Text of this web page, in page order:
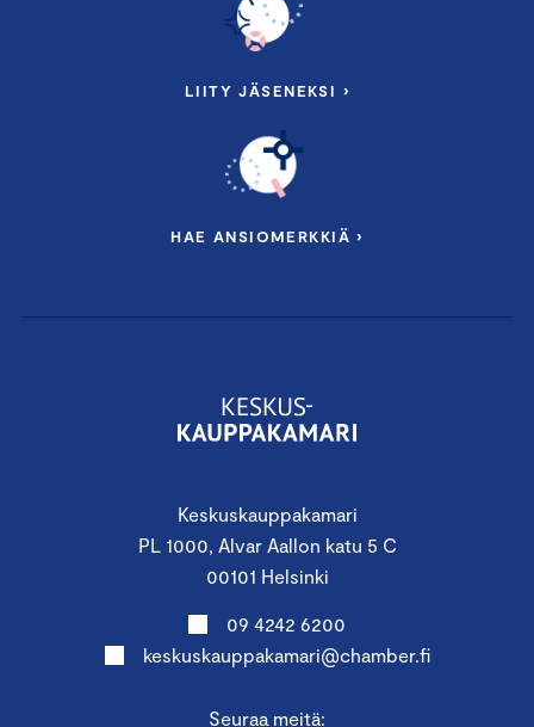
Keskuskauppakamari
PL 1000, Alvar Aallon katu 5 C
00101 Helsinki
09 4242 6200
keskuskauppakamari@chamber.fi
Seuraa meitä:
LIITY JÄSENEKSI ›
HAE ANSIOMERKKIÄ ›